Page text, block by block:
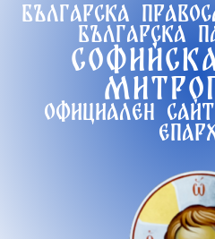
Българска
Българска
Официален